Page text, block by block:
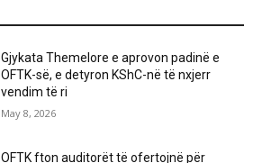
Gjykata Themelore e aprovon padinë e
OFTK-së, e detyron KShC-në të nxjerr
vendim të ri
May 8, 2026
OFTK fton auditorët të ofertojnë për